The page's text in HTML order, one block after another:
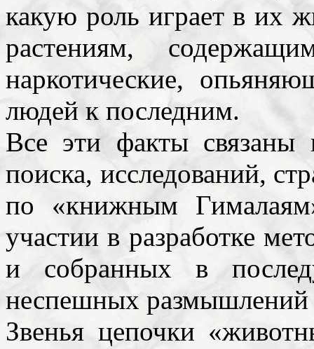
какую роль играет в их
растениям,
наркотические,
людей к последним.
Все эти факты
поиска, исследований,
по «книжным
участии в разработке
и собранных в
неспешных размышлений
Звенья цепочки